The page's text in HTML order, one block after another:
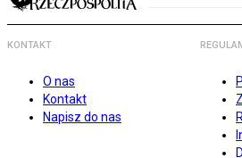
KONTAKT
O nas
Kontakt
Napisz do nas